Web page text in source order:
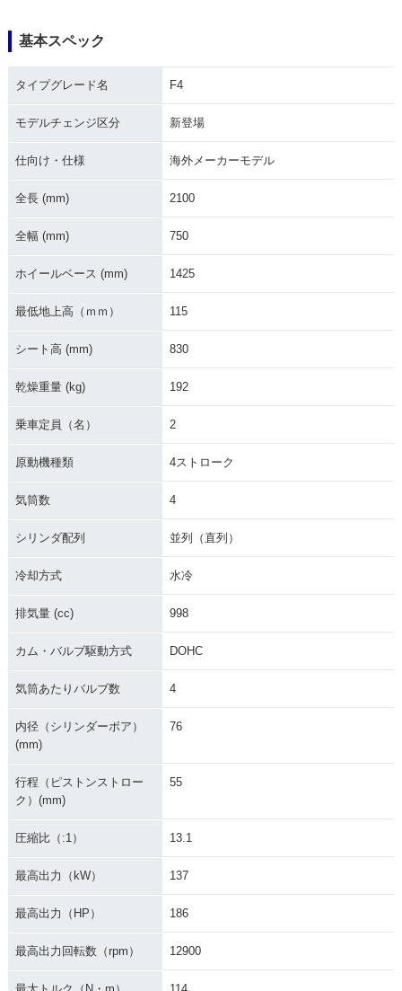
基本スペック
タイプグレード名 F4
モデルチェンジ区分 新登場
仕向け・仕様 海外メーカーモデル
全長 (mm) 2100
全幅 (mm) 750
ホイールベース (mm) 1425
最低地上高（ｍｍ） 115
シート高 (mm) 830
乾燥重量 (kg) 192
乗車定員（名） 2
原動機種類 4ストローク
気筒数 4
シリンダ配列 並列（直列）
冷却方式 水冷
排気量 (cc) 998
カム・バルブ駆動方式 DOHC
気筒あたりバルブ数 4
内径（シリンダーボア）
(mm)
76
行程（ピストンストロー
ク）(mm)
55
圧縮比（:1） 13.1
最高出力（kW） 137
最高出力（HP） 186
最高出力回転数（rpm） 12900